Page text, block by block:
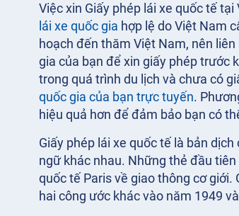
Việc xin Giấy phép lái xe quốc tế
lái xe quốc gia hợp lệ do Việt Nam
hoạch đến thăm Việt Nam, nên
gia của bạn để xin giấy phép trước
trong quá trình du lịch và chưa có
quốc gia của bạn trực tuyến.
hiệu quả hơn để đảm bảo bạn có
Giấy phép lái xe quốc tế là bản
ngữ khác nhau. Những thẻ đầu
quốc tế Paris về giao thông cơ
hai công ước khác vào năm 1949